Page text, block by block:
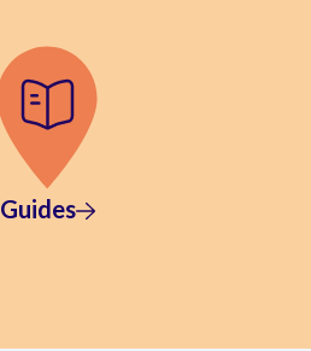
Guides